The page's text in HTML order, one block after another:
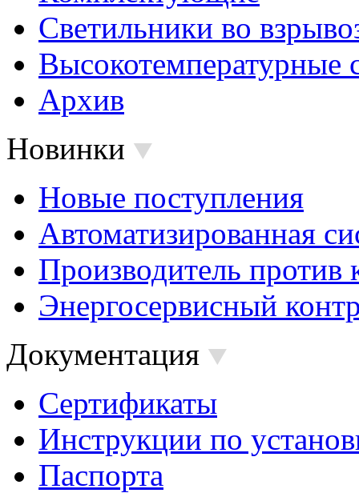
Светильники во
Высокотемпературные
Архив
Новинки
Новые поступления
Автоматизированная
Производитель против
Энергосервисный
Документация
Сертификаты
Инструкции по
Паспорта